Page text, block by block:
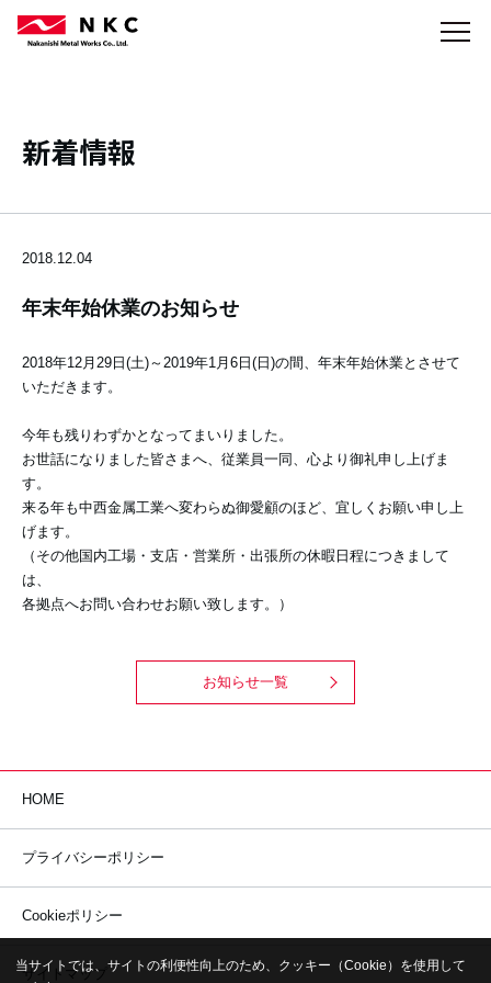
新着情報
2018.12.04
年末年始休業のお知らせ
2018年12月29日(土)～2019年1月6日(日)の間、年末年始休業とさせて
いただきます。
今年も残りわずかとなってまいりました。
お世話になりました皆さまへ、従業員一同、心より御礼申し上げま
す。
来る年も中西金属工業へ変わらぬ御愛顧のほど、宜しくお願い申し上
げます。
（その他国内工場・支店・営業所・出張所の休暇日程につきまして
は、
各拠点へお問い合わせお願い致します。）
お知らせ一覧
HOME
プライバシーポリシー
Cookieポリシー
サイトマップ
当サイトでは、サイトの利便性向上のため、クッキー（Cookie）を使用して